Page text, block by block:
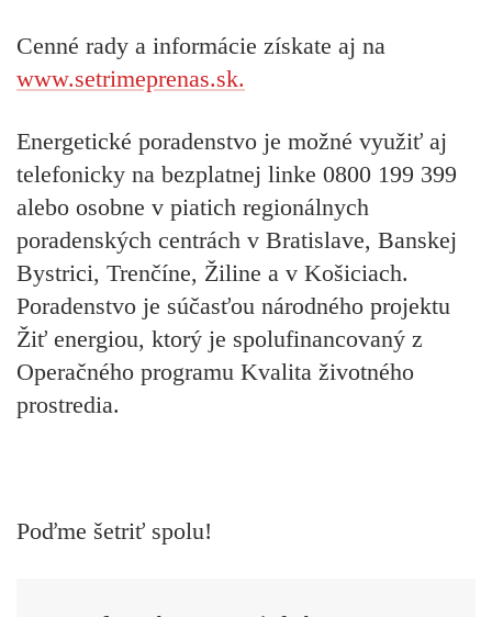
Cenné rady a informácie získate aj na
www.setrimeprenas.sk.
Energetické poradenstvo je možné využiť aj
telefonicky na bezplatnej linke 0800 199 399
alebo osobne v piatich regionálnych
poradenských centrách v Bratislave, Banskej
Bystrici, Trenčíne, Žiline a v Košiciach.
Poradenstvo je súčasťou národného projektu
Žiť energiou, ktorý je spolufinancovaný z
Operačného programu Kvalita životného
prostredia.
Poďme šetriť spolu!